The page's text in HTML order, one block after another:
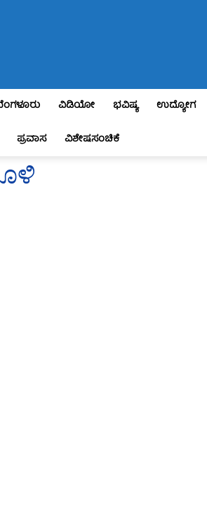
ವಿಡಿಯೋ ಭವಿಷ್ಯ ಉದ್ಯೋಗ
ಪ್ರವಾಸ ವಿಶೇಷಸಂಚಿಕೆ